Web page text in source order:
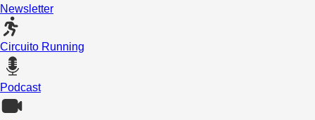
Newsletter
Circuito Running
Podcast